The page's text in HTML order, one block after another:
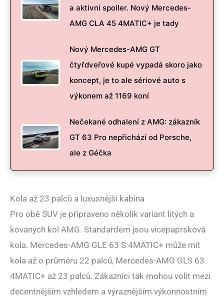
a aktivní spoiler. Nový Mercedes-
AMG CLA 45 4MATIC+ je tady
Nový Mercedes-AMG GT
čtyřdveřové kupé vypadá skoro jako
koncept, je to ale sériové auto s
výkonem až 1169 koní
Nečekané odhalení z AMG: zákazník
GT 63 Pro nepřichází od Porsche,
ale z Géčka
Kola až 23 palců a luxusnější kabina
Pro obě SUV je připraveno několik variant litých a
kovaných kol AMG. Standardem jsou vícepaprsková
kola. Mercedes-AMG GLE 63 S 4MATIC+ může mít
kola až o průměru 22 palců, Mercedes-AMG GLS 63
4MATIC+ až 23 palců. Zákazníci tak mohou volit mezi
decentnějším vzhledem a výraznějším výkonnostním